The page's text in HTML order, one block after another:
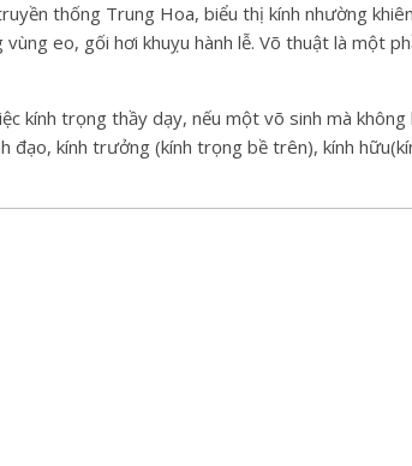
thống Trung Hoa, biểu thị kính nhường
eo, gối hơi khuỵu hành lễ. Võ thuật là một
kính trọng thầy dạy, nếu một võ sinh mà
đạo, kính trưởng (kính trọng bề trên), kính